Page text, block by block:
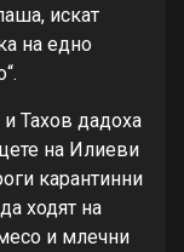
искат
на едно
Тахов дадоха
на Илиеви
карантинни
ходят на
и млечни